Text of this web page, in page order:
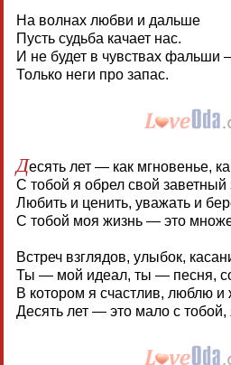
На волнах любви и дальше
Пусть судьба качает нас.
И не будет в чувствах фальши
Только неги про запас.
Десять лет — как мгновенье,
С тобой я обрел свой заветный
Любить и ценить, уважать и
С тобой моя жизнь — это
Встреч взглядов, улыбок,
Ты — мой идеал, ты — песня,
В котором я счастлив, люблю и
Десять лет — это мало с тобой,